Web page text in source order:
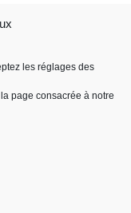
les réglages des
page consacrée à notre
dorer des deux